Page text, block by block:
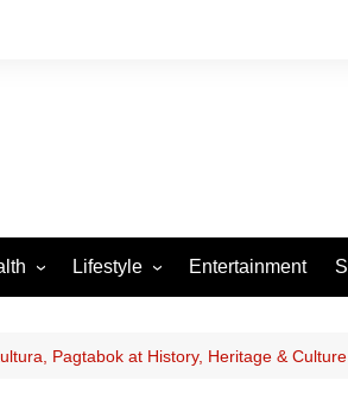
Lifestyle
Arts and Crafts
Entertainment
Pagtabok at History, Heritage &